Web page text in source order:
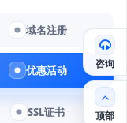
域名注册
优惠活动
SSL证书
咨询
顶部